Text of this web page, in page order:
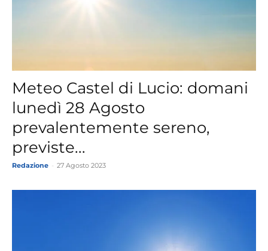
Meteo Castel di Lucio: domani
lunedì 28 Agosto
prevalentemente sereno,
previste...
Redazione 27 Agosto 2023